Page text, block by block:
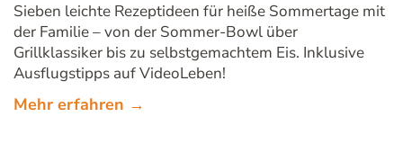
Sieben leichte Rezeptideen für heiße Sommertage mit
der Familie – von der Sommer-Bowl über
Grillklassiker bis zu selbstgemachtem Eis. Inklusive
Ausflugstipps auf VideoLeben!
Mehr erfahren →